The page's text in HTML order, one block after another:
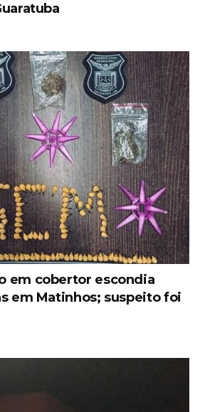
em cobertor escondia
em Matinhos; suspeito foi